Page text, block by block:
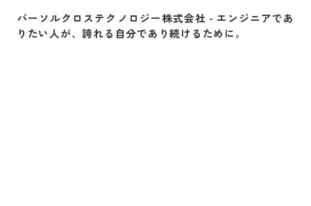
パーソルクロステクノロジー株式会社 - エンジニアであ
りたい人が、誇れる自分であり続けるために。